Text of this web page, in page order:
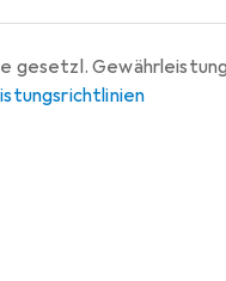
gesetzl. Gewährleistung